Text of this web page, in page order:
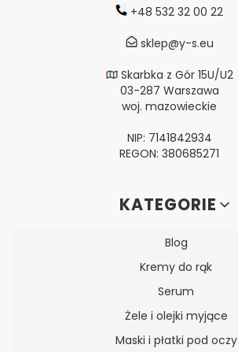
+48 532 32 00 22
sklep@y-s.eu
Skarbka z Gór 15U/U2
03-287 Warszawa
woj. mazowieckie
NIP: 7141842934
REGON: 380685271
Linki w stopceKATEGORIE
Blog
Kremy do rąk
Serum
Żele i olejki myjące
Maski i płatki pod oczy